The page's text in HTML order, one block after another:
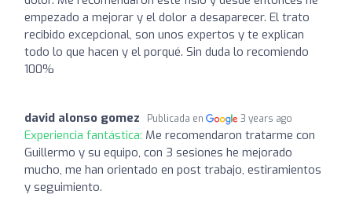
empezado a mejorar y el dolor a desaparecer. El trato
recibido excepcional, son unos expertos y te explican
todo lo que hacen y el porqué. Sin duda lo recomiendo
100%
david alonso gomez Publicada en 3 years ago
Experiencia fantástica: Me recomendaron tratarme con
Guillermo y su equipo, con 3 sesiones he mejorado
mucho, me han orientado en post trabajo, estiramientos
y seguimiento.